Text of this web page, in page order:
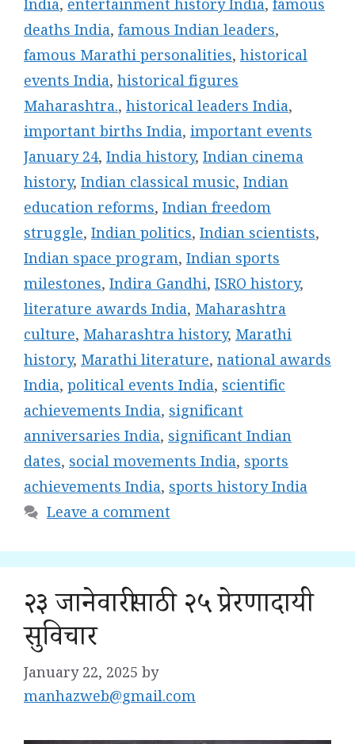
India, entertainment history India, famous
deaths India, famous Indian leaders,
famous Marathi personalities, historical
events India, historical figures
Maharashtra., historical leaders India,
important births India, important events
January 24, India history, Indian cinema
history, Indian classical music, Indian
education reforms, Indian freedom
struggle, Indian politics, Indian scientists,
Indian space program, Indian sports
milestones, Indira Gandhi, ISRO history,
literature awards India, Maharashtra
culture, Maharashtra history, Marathi
history, Marathi literature, national awards
India, political events India, scientific
achievements India, significant
anniversaries India, significant Indian
dates, social movements India, sports
achievements India, sports history India
Leave a comment
२३ जानेवारीसाठी २५ प्रेरणादायी
सुविचार
January 22, 2025 by
manhazweb@gmail.com